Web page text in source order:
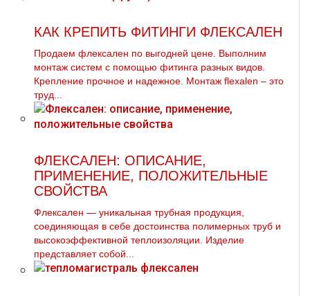
КАК КРЕПИТЬ ФИТИНГИ ФЛЕКСАЛЕН
Продаем флексален по выгодней цене. Выполним
мoнтaж систем с помощью фитинга разных видов.
Крепление прочное и надежное. Монтаж flехalеn – это
труд...
ФЛЕКСАЛЕН: ОПИСАНИЕ,
ПРИМЕНЕНИЕ, ПОЛОЖИТЕЛЬНЫЕ
СВОЙСТВА
Флексален — уникальная трубная продукция,
соединяющая в себе достоинства полимерных труб и
высокоэффективной теплоизоляции. Изделие
представляет собой...